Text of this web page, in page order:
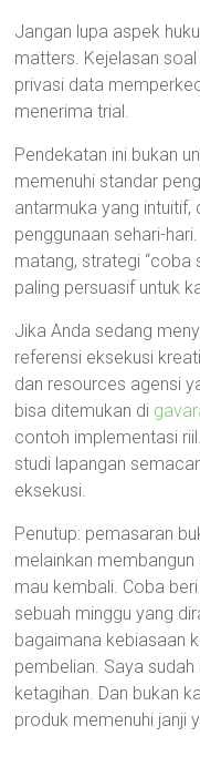
Jangan lupa aspek
matters. Kejelasan
privasi data
menerima trial.
Pendekatan ini bukan
memenuhi standar
antarmuka yang intuitif,
penggunaan sehari-
matang, strategi “coba
paling persuasif untuk
Jika Anda sedang
referensi eksekusi
dan resources agensi
bisa ditemukan di
contoh implementasi
studi lapangan
eksekusi.
Penutup: pemasaran
melainkan
mau kembali. Coba
sebuah minggu yang
bagaimana kebiasaan
pembelian. Saya
ketagihan. Dan bukan
produk memenuhi janji